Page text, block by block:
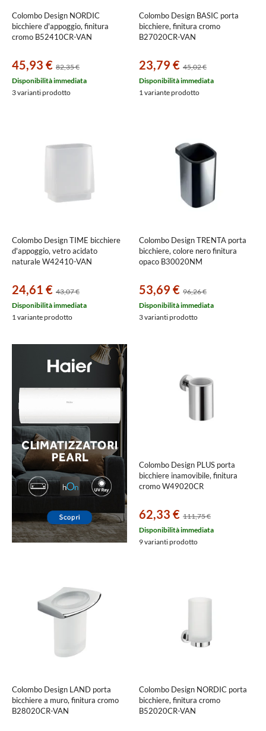
Colombo Design NORDIC
bicchiere d'appoggio, finitura
cromo B52410CR-VAN
45,93 € 82,35 €
Disponibilità immediata
3 varianti prodotto
Colombo Design BASIC porta
bicchiere, finitura cromo
B27020CR-VAN
23,79 € 45,02 €
Disponibilità immediata
1 variante prodotto
Colombo Design TIME bicchiere
d'appoggio, vetro acidato
naturale W42410-VAN
24,61 € 43,07 €
Disponibilità immediata
1 variante prodotto
Colombo Design TRENTA porta
bicchiere, colore nero finitura
opaco B30020NM
53,69 € 96,26 €
Disponibilità immediata
3 varianti prodotto
Colombo Design PLUS porta
bicchiere inamovibile, finitura
cromo W49020CR
62,33 € 111,75 €
Disponibilità immediata
9 varianti prodotto
Colombo Design LAND porta
bicchiere a muro, finitura cromo
B28020CR-VAN
Colombo Design NORDIC porta
bicchiere, finitura cromo
B52020CR-VAN